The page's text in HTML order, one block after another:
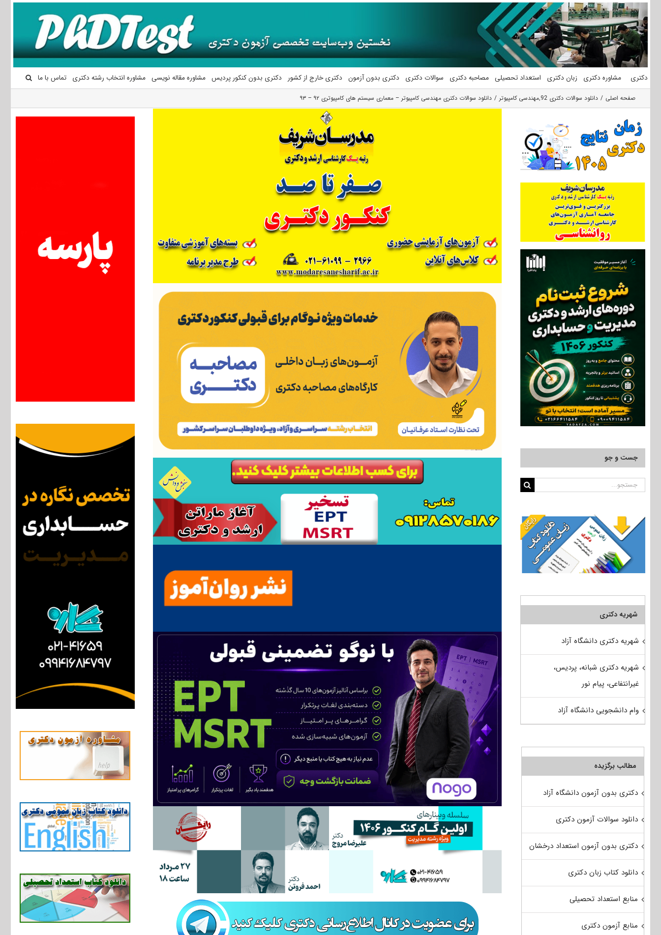
محتوا
دکتری مشاوره دکتری زبان دکتری استعداد تحصیلی مصاحبه دکتری سوالات دکتری دکتری بدون آزمون دکتری خارج از کشور دکتری بدون کنکور پردیس مشاوره مقاله نویسی مشاوره انتخاب رشته دکتری تماس با ما
صفحه اصلی دانلود سوالات دکتری 92 ,مهندسی کامپیوتر دانلود سوالات دکتری مهندسی کامپیوتر – معماری سیستم های کامپیوتری ۹۲ – ۹۳
جست و جو
جستجو
شهریه دکتری
شهریه دکتری دانشگاه آزاد
شهریه دکتری شبانه، پردیس،
غیرانتفاعی، پیام نور
وام دانشجویی دانشگاه آزاد
مطالب برگزیده
دکتری بدون آزمون دانشگاه آزاد
دانلود سوالات آزمون دکتری
دکتری بدون آزمون استعداد درخشان
دانلود کتاب زبان دکتری
منابع استعداد تحصیلی
منابع آزمون دکتری